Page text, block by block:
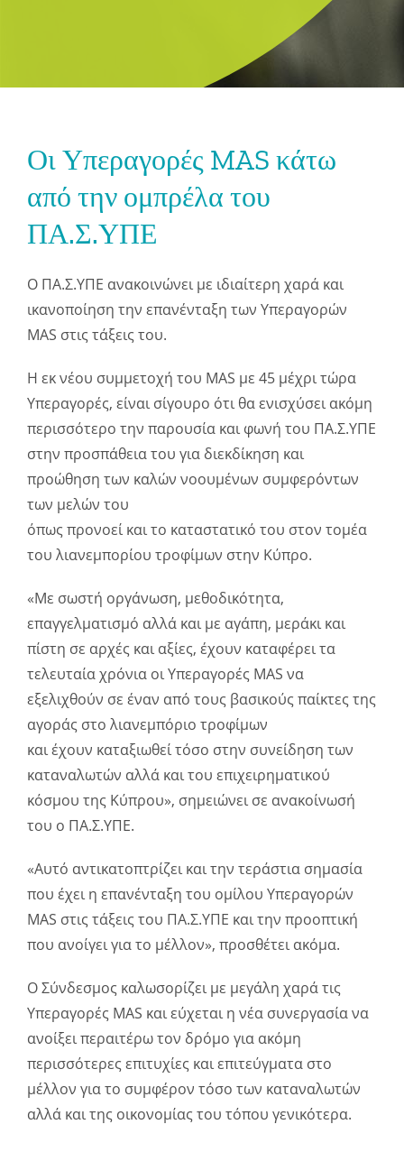
Οι Υπεραγορές MAS κάτω
από την ομπρέλα του
ΠΑ.Σ.ΥΠΕ
Ο ΠΑ.Σ.ΥΠΕ ανακοινώνει με ιδιαίτερη χαρά και
ικανοποίηση την επανένταξη των Υπεραγορών
MAS στις τάξεις του.
Η εκ νέου συμμετοχή του MAS με 45 μέχρι τώρα
Υπεραγορές, είναι σίγουρο ότι θα ενισχύσει ακόμη
περισσότερο την παρουσία και φωνή του ΠΑ.Σ.ΥΠΕ
στην προσπάθεια του για διεκδίκηση και
προώθηση των καλών νοουμένων συμφερόντων
των μελών του
όπως προνοεί και το καταστατικό του στον τομέα
του λιανεμπορίου τροφίμων στην Κύπρο.
«Με σωστή οργάνωση, μεθοδικότητα,
επαγγελματισμό αλλά και με αγάπη, μεράκι και
πίστη σε αρχές και αξίες, έχουν καταφέρει τα
τελευταία χρόνια οι Υπεραγορές MAS να
εξελιχθούν σε έναν από τους βασικούς παίκτες της
αγοράς στο λιανεμπόριο τροφίμων
και έχουν καταξιωθεί τόσο στην συνείδηση των
καταναλωτών αλλά και του επιχειρηματικού
κόσμου της Κύπρου», σημειώνει σε ανακοίνωσή
του ο ΠΑ.Σ.ΥΠΕ.
«Αυτό αντικατοπτρίζει και την τεράστια σημασία
που έχει η επανένταξη του ομίλου Υπεραγορών
MAS στις τάξεις του ΠΑ.Σ.ΥΠΕ και την προοπτική
που ανοίγει για το μέλλον», προσθέτει ακόμα.
Ο Σύνδεσμος καλωσορίζει με μεγάλη χαρά τις
Υπεραγορές MAS και εύχεται η νέα συνεργασία να
ανοίξει περαιτέρω τον δρόμο για ακόμη
περισσότερες επιτυχίες και επιτεύγματα στο
μέλλον για το συμφέρον τόσο των καταναλωτών
αλλά και της οικονομίας του τόπου γενικότερα.